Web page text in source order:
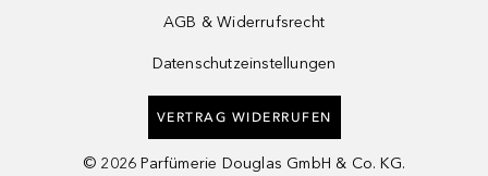
AGB & Widerrufsrecht
Datenschutzeinstellungen
VERTRAG WIDERRUFEN
© 2026 Parfümerie Douglas GmbH & Co. KG.